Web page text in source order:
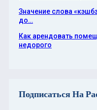
Значение слова
до…
Как арендовать
недорого
Подписаться На